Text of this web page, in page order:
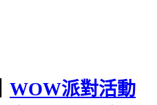
WOW派對活動